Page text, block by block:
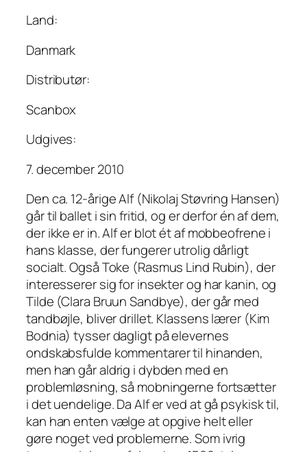
Land:
Danmark
Distributør:
Scanbox
Udgives:
7. december 2010
Den ca. 12-årige Alf (Nikolaj Støvring Hansen)
går til ballet i sin fritid, og er derfor én af dem,
der ikke erin. Alf er blot ét af mobbeofrene i
hans klasse, der fungerer utrolig dårligt
socialt. Også Toke (Rasmus Lind Rubin), der
interesserer sig for insekter og har kanin, og
Tilde (Clara Bruun Sandbye), der går med
tandbøjle, bliver drillet. Klassens lærer (Kim
Bodnia) tysser dagligt på elevernes
ondskabsfulde kommentarer til hinanden,
men han går aldrig i dybden med en
problemløsning, så mobningerne fortsætter
i det uendelige. Da Alf er ved at gå psykisk til,
kan han enten vælge at opgive helt eller
gøre noget ved problemerne. Som ivrig